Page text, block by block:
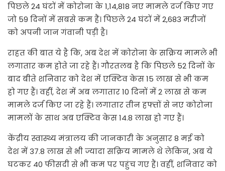
पिछले 24 घंटों में कोरोना के 1,14,818 नए मामले दर्ज किए गए
जो 59 दिनों में सबसे कम हैं। पिछले 24 घंटों में 2,683 मरीजों
को अपनी जान गंवानी पड़ी है।
राहत की बात ये है कि, अब देश में कोरोना के सक्रिय मामले भी
लगातार कम होते जा रहे हैं। गौरतलब है कि पिछले 52 दिनों के
बाद बीते शनिवार को देश में एक्टिव केस 15 लाख से भी कम
हो गए हैं। वहीं, देश में अब लगातार 10 दिनों में 2 लाख से कम
मामले दर्ज किए जा रहे हैं। लगातार तीन हफ्तों से नए कोरोना
मामलों के साथ अब एक्टिव केस 14.8 लाख हो गए हैं।
केंद्रीय स्वास्थ्य मंत्रालय की जानकारी के अनुसार 8 मई को
देश में 37.8 लाख से भी ज्यादा सक्रिय मामले थे लेकिन, अब ये
घटकर 40 फीसदी से भी कम पर पहुंच गए हैं। वहीं, शनिवार को